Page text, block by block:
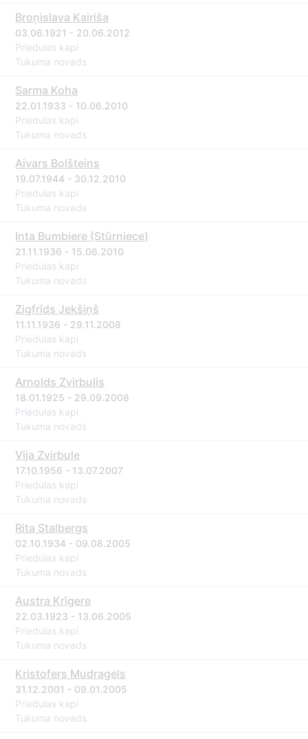
Broņislava Kairiša
03.06.1921 - 20.06.2012
Priedulas kapi
Tukuma novads
Sarma Koha
22.01.1933 - 10.06.2010
Priedulas kapi
Tukuma novads
Aivars Bolšteins
19.07.1944 - 30.12.2010
Priedulas kapi
Tukuma novads
Inta Bumbiere (Stūrniece)
21.11.1936 - 15.06.2010
Priedulas kapi
Tukuma novads
Zigfrīds Jekšiņš
11.11.1936 - 29.11.2008
Priedulas kapi
Tukuma novads
Arnolds Zvirbulis
18.01.1925 - 29.09.2008
Priedulas kapi
Tukuma novads
Vija Zvirbule
17.10.1956 - 13.07.2007
Priedulas kapi
Tukuma novads
Rita Stalbergs
02.10.1934 - 09.08.2005
Priedulas kapi
Tukuma novads
Austra Krīgere
22.03.1923 - 13.06.2005
Priedulas kapi
Tukuma novads
Kristofers Mudragels
31.12.2001 - 09.01.2005
Priedulas kapi
Tukuma novads